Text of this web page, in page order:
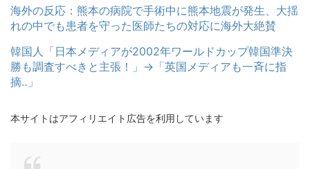
海外の反応：熊本の病院で手術中に熊本地震が発生、大揺
れの中でも患者を守った医師たちの対応に海外大絶賛
韓国人「日本メディアが2002年ワールドカップ韓国準決
勝も調査すべきと主張！」→「英国メディアも一斉に指
摘‥」
本サイトはアフィリエイト広告を利用しています